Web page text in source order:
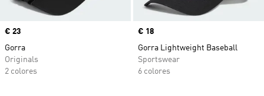
Precio
€ 23
Gorra
Originals
2 colores
Precio
€ 18
Gorra Lightweight Baseball
Sportswear
6 colores